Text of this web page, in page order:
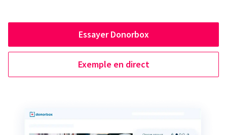
Essayer Donorbox
Exemple en direct